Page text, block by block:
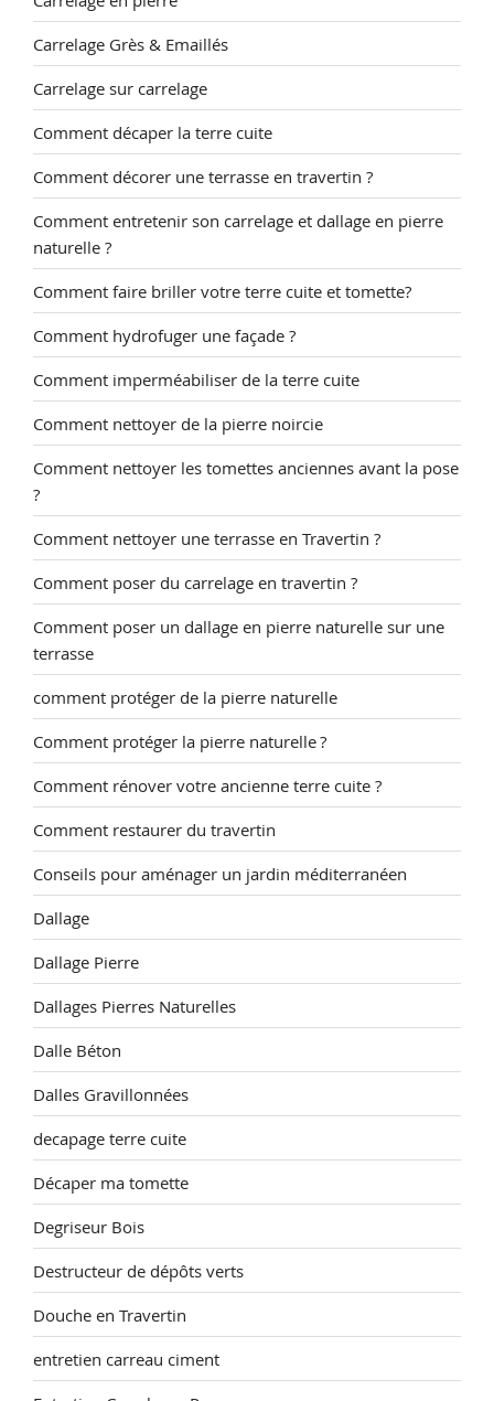
Carrelage Grès & Emaillés
Carrelage sur carrelage
Comment décaper la terre cuite
Comment décorer une terrasse en travertin ?
Comment entretenir son carrelage et dallage en pierre
naturelle ?
Comment faire briller votre terre cuite et tomette?
Comment hydrofuger une façade ?
Comment imperméabiliser de la terre cuite
Comment nettoyer de la pierre noircie
Comment nettoyer les tomettes anciennes avant la pose
?
Comment nettoyer une terrasse en Travertin ?
Comment poser du carrelage en travertin ?
Comment poser un dallage en pierre naturelle sur une
terrasse
comment protéger de la pierre naturelle
Comment protéger la pierre naturelle ?
Comment rénover votre ancienne terre cuite ?
Comment restaurer du travertin
Conseils pour aménager un jardin méditerranéen
Dallage
Dallage Pierre
Dallages Pierres Naturelles
Dalle Béton
Dalles Gravillonnées
decapage terre cuite
Décaper ma tomette
Degriseur Bois
Destructeur de dépôts verts
Douche en Travertin
entretien carreau ciment